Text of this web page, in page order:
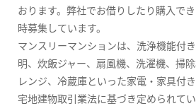
おります。弊社でお借りしたり購入で
時募集しています。
マンスリーマンションは、洗浄機能付
明、炊飯ジャー、扇風機、洗濯機、掃
レンジ、冷蔵庫といった家電・家具付き
宅地建物取引業法に基づき定められて